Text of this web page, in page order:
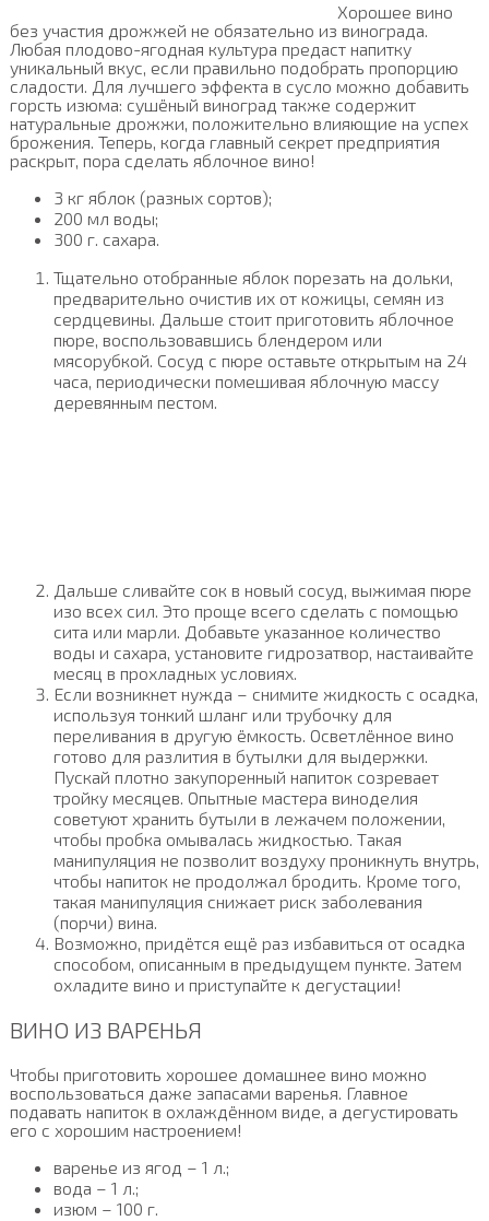
Хорошее вино
без участия дрожжей не обязательно из винограда.
Любая плодово-ягодная культура предаст напитку
уникальный вкус, если правильно подобрать пропорцию
сладости. Для лучшего эффекта в сусло можно добавить
горсть изюма: сушёный виноград также содержит
натуральные дрожжи, положительно влияющие на успех
брожения. Теперь, когда главный секрет предприятия
раскрыт, пора сделать яблочное вино!
3 кг яблок (разных сортов);
200 мл воды;
300 г. сахара.
Тщательно отобранные яблок порезать на дольки,
предварительно очистив их от кожицы, семян из
сердцевины. Дальше стоит приготовить яблочное
пюре, воспользовавшись блендером или
мясорубкой. Сосуд с пюре оставьте открытым на 24
часа, периодически помешивая яблочную массу
деревянным пестом.
Дальше сливайте сок в новый сосуд, выжимая пюре
изо всех сил. Это проще всего сделать с помощью
сита или марли. Добавьте указанное количество
воды и сахара, установите гидрозатвор, настаивайте
месяц в прохладных условиях.
Если возникнет нужда – снимите жидкость с осадка,
используя тонкий шланг или трубочку для
переливания в другую ёмкость. Осветлённое вино
готово для разлития в бутылки для выдержки.
Пускай плотно закупоренный напиток созревает
тройку месяцев. Опытные мастера виноделия
советуют хранить бутыли в лежачем положении,
чтобы пробка омывалась жидкостью. Такая
манипуляция не позволит воздуху проникнуть внутрь,
чтобы напиток не продолжал бродить. Кроме того,
такая манипуляция снижает риск заболевания
(порчи) вина.
Возможно, придётся ещё раз избавиться от осадка
способом, описанным в предыдущем пункте. Затем
охладите вино и приступайте к дегустации!
ВИНО ИЗ ВАРЕНЬЯ
Чтобы приготовить хорошее домашнее вино можно
воспользоваться даже запасами варенья. Главное
подавать напиток в охлаждённом виде, а дегустировать
его с хорошим настроением!
варенье из ягод – 1 л.;
вода – 1 л.;
изюм – 100 г.